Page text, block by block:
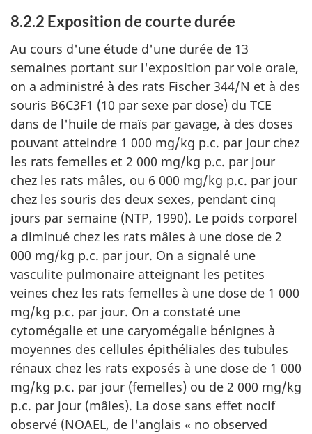
8.2.2 Exposition de courte durée
Au cours d'une étude d'une durée de 13
semaines portant sur l'exposition par voie orale,
on a administré à des rats Fischer 344/N et à des
souris B6C3F1 (10 par sexe par dose) du TCE
dans de l'huile de maïs par gavage, à des doses
pouvant atteindre 1 000 mg/kg p.c. par jour chez
les rats femelles et 2 000 mg/kg p.c. par jour
chez les rats mâles, ou 6 000 mg/kg p.c. par jour
chez les souris des deux sexes, pendant cinq
jours par semaine (NTP, 1990). Le poids corporel
a diminué chez les rats mâles à une dose de 2
000 mg/kg p.c. par jour. On a signalé une
vasculite pulmonaire atteignant les petites
veines chez les rats femelles à une dose de 1 000
mg/kg p.c. par jour. On a constaté une
cytomégalie et une caryomégalie bénignes à
moyennes des cellules épithéliales des tubules
rénaux chez les rats exposés à une dose de 1 000
mg/kg p.c. par jour (femelles) ou de 2 000 mg/kg
p.c. par jour (mâles). La dose sans effet nocif
observé (NOAEL, de l'anglais « no observed